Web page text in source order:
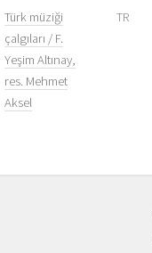
Türk müziği
çalgıları / F.
Yeşim Altınay,
res. Mehmet
Aksel
TR